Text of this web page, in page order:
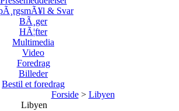
& Svar
BÃ¸ger
HÃ¦fter
Multimedia
Video
Foredrag
Billeder
Bestil et foredrag
Forside> Libyen
Libyen